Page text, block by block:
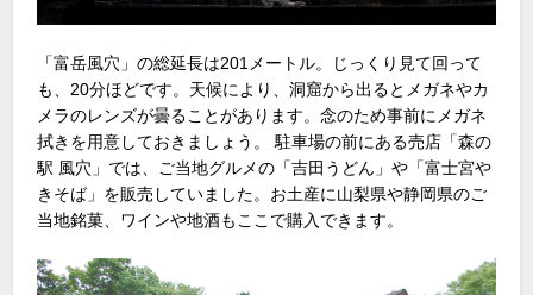
「富岳風穴」の総延長は201メートル。じっくり見て回って
も、20分ほどです。天候により、洞窟から出るとメガネやカ
メラのレンズが曇ることがあります。念のため事前にメガネ
拭きを用意しておきましょう。 駐車場の前にある売店「森の
駅 風穴」では、ご当地グルメの「吉田うどん」や「富士宮や
きそば」を販売していました。お土産に山梨県や静岡県のご
当地銘菓、ワインや地酒もここで購入できます。